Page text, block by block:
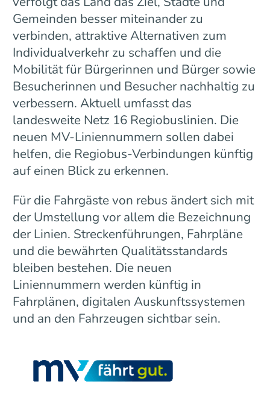
Gemeinden besser miteinander zu
verbinden, attraktive Alternativen zum
Individualverkehr zu schaffen und die
Mobilität für Bürgerinnen und Bürger sowie
Besucherinnen und Besucher nachhaltig zu
verbessern. Aktuell umfasst das
landesweite Netz 16 Regiobuslinien. Die
neuen MV-Liniennummern sollen dabei
helfen, die Regiobus-Verbindungen künftig
auf einen Blick zu erkennen.
Für die Fahrgäste von rebus ändert sich mit
der Umstellung vor allem die Bezeichnung
der Linien. Streckenführungen, Fahrpläne
und die bewährten Qualitätsstandards
bleiben bestehen. Die neuen
Liniennummern werden künftig in
Fahrplänen, digitalen Auskunftssystemen
und an den Fahrzeugen sichtbar sein.